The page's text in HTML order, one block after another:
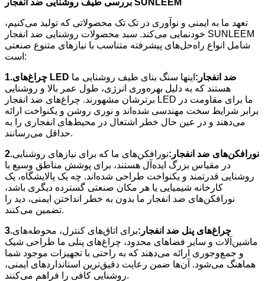
تعهد ما به ایمنی و نوآوری در تک تک محصولاتی که تولید می‌کنیم،
خودنمایی می‌کند. سبد محصولات روشنایی ضد انفجار SUNLEEM
شامل انواع راه‌حل‌های پیشرفته متناسب با نیازهای متنوع صنعتی
است:
1. چراغ‌های LED ضد انفجار: اینها سنگ بنای طیف روشنایی ما
هستند که به دلیل بهره‌وری انرژی، طول عمر بالا و روشنایی
برترشان مشهورند. چراغ‌های ضد انفجار LED ما برای مقاومت در
برابر شرایط سخت مهندسی شده‌اند و نوری روشن و یکنواخت ارائه
می‌دهند و در عین حال خطر اشتعال در محیط‌های انفجاری را به
حداقل می‌رسانند.
2. نورافکن‌های ضد انفجار:نورافکن‌های ما که برای نیازهای روشنایی
در مقیاس بزرگ ایده‌آل هستند، برای پوشش مناطق وسیع با
روشنایی قدرتمند و یکنواخت طراحی شده‌اند. چه یک پالایشگاه، یک
کارخانه شیمیایی یا هر مکان صنعتی گسترده دیگری باشد،
نورافکن‌های ضد انفجار ما بدون به خطر انداختن ایمنی، دید را
تضمین می‌کنند.
3. چراغ‌های پنل ضد انفجار:برای اتاق‌های کنترل، محوطه‌های
ماشین‌آلات و سایر فضاهای محدود، چراغ‌های پنلی ما طراحی شیک
و جمع‌وجوری ارائه می‌دهند که به راحتی با تجهیزات موجود شما
هماهنگ می‌شود. آن‌ها ضمن رعایت دقیق‌ترین استانداردهای ایمنی،
روشنایی کافی را فراهم می‌کنند.